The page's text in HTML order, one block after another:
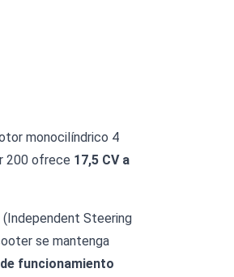
monocilíndrico 4
200 ofrece 17,5 CV a
(Independent Steering
se mantenga
funcionamiento